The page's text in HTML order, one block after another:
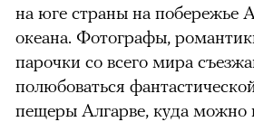
на юге страны на побережье
океана. Фотографы,
парочки со всего мира
полюбоваться
пещеры Алгарве, куда можно